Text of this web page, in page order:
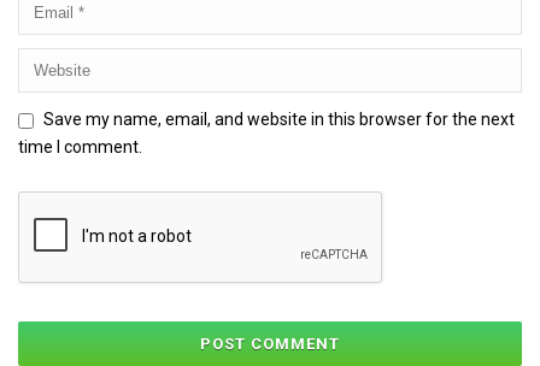
Save my name, email, and website in this browser for the next
time I comment.